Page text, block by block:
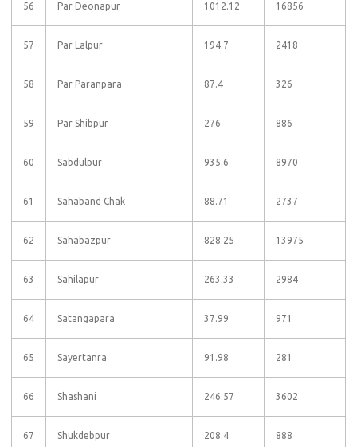
56 Par Deonapur 1012.12 16856
57 Par Lalpur 194.7 2418
58 Par Paranpara 87.4 326
59 Par Shibpur 276 886
60 Sabdulpur 935.6 8970
61 Sahaband Chak 88.71 2737
62 Sahabazpur 828.25 13975
63 Sahilapur 263.33 2984
64 Satangapara 37.99 971
65 Sayertanra 91.98 281
66 Shashani 246.57 3602
67 Shukdebpur 208.4 888